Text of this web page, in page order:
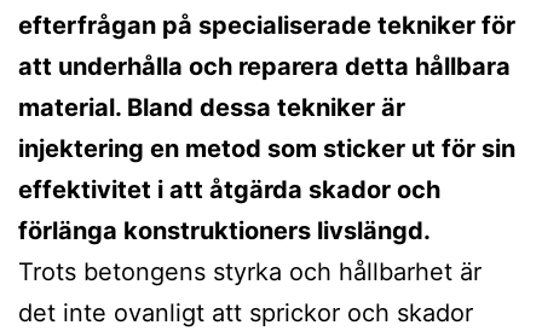
efterfrågan på specialiserade tekniker för
att underhålla och reparera detta hållbara
material. Bland dessa tekniker är
injektering en metod som sticker ut för sin
effektivitet i att åtgärda skador och
förlänga konstruktioners livslängd.
Trots betongens styrka och hållbarhet är
det inte ovanligt att sprickor och skador